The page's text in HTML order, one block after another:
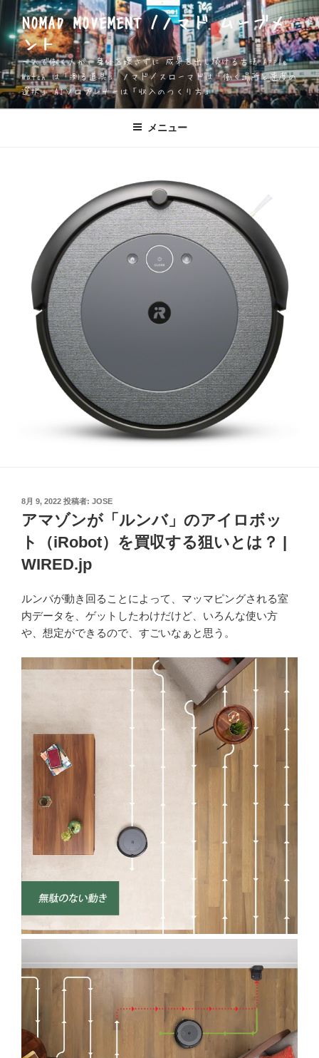
ン
テ
ン
ツ
へ
ス
NOMAD MOVEMENT /ノマド ムーブメ
ント
一人で働く人が、身体を壊さずに 成果を出し続ける方法 Apple
Watch は「測る道具」 ノマド／スローマドは「働く場所と速度の
選択」 AIソロプレナーは「収入のつくり方」
メニュー
投
稿
日:
8月 9, 2022 投稿者: JOSE
アマゾンが「ルンバ」のアイロボッ
ト（iRobot）を買収する狙いとは？ |
WIRED.jp
ルンバが動き回ることによって、マッマピングされる室
内データを、ゲットしたわけだけど、いろんな使い方
や、想定ができるので、すごいなぁと思う。